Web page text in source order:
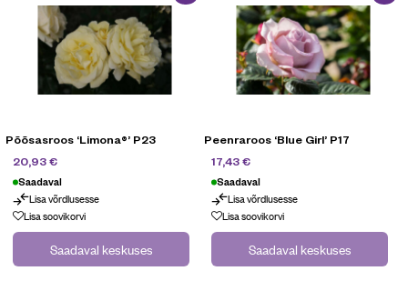
%
Põõsasroos ‘Limona®’ P23
20,93€
Saadaval
Lisa võrdlusesse
Lisa soovikorvi
Saadaval keskuses
%
Peenraroos ‘Blue Girl’ P17
17,43€
Saadaval
Lisa võrdlusesse
Lisa soovikorvi
Saadaval keskuses